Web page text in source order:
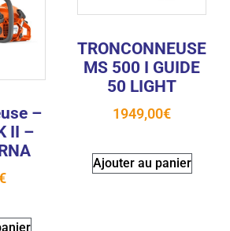
–
II –
TRONCONNEUSE
MS 500 I GUIDE
50 LIGHT
1949,00€
Ajouter au panier